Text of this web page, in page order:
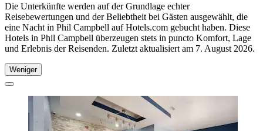
Die Unterkünfte werden auf der Grundlage echter
Reisebewertungen und der Beliebtheit bei Gästen ausgewählt, die
eine Nacht in Phil Campbell auf Hotels.com gebucht haben. Diese
Hotels in Phil Campbell überzeugen stets in puncto Komfort, Lage
und Erlebnis der Reisenden. Zuletzt aktualisiert am 7. August 2026.
Weniger